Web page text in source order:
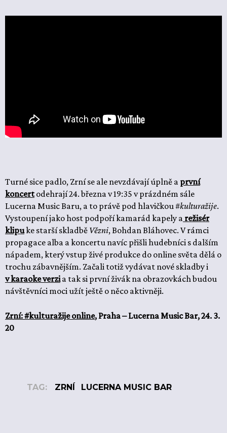
Turné sice padlo, Zrní se ale nevzdávají úplně a první
koncertodehrají 24. března v 19:35 v prázdném sále
Lucerna Music Baru, a to právě pod hlavičkou #kulturažije.
Vystoupení jako host podpoří kamarád kapely a režisér
klipuke starší skladbě Vězni, Bohdan Bláhovec. V rámci
propagace alba a koncertu navíc přišli hudebníci s dalším
nápadem, který vstup živé produkce do online světa dělá o
trochu zábavnějším. Začali totiž vydávat nové skladby i
v karaoke verzia tak si první živák na obrazovkách budou
návštěvníci moci užít ještě o něco aktivněji.
Zrní: #kulturažije online, Praha – Lucerna Music Bar, 24. 3.
20
TAG: ZRNÍ LUCERNA MUSIC BAR